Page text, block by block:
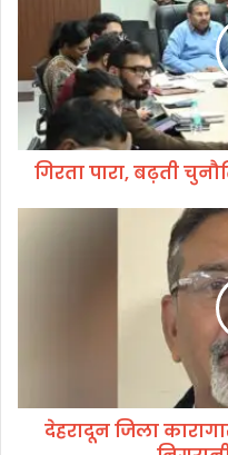
,
ब
ती
न
गिरता पारा, बढ़ती
रा
देहरादून जिला